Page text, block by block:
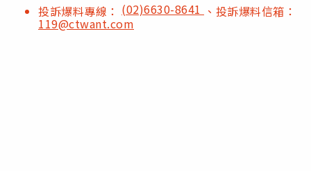
投訴爆料專線： (02)6630-8641 、投訴爆料信箱：
119@ctwant.com